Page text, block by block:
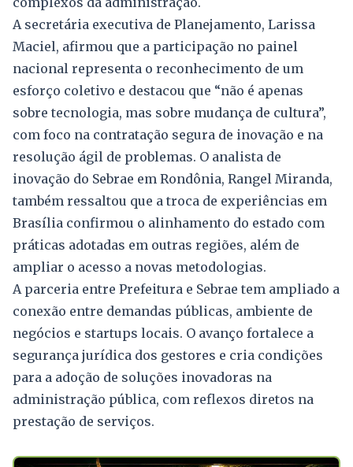
A secretária executiva de Planejamento, Larissa
Maciel, afirmou que a participação no painel
nacional representa o reconhecimento de um
esforço coletivo e destacou que “não é apenas
sobre tecnologia, mas sobre mudança de cultura”,
com foco na contratação segura de inovação e na
resolução ágil de problemas. O analista de
inovação do Sebrae em Rondônia, Rangel Miranda,
também ressaltou que a troca de experiências em
Brasília confirmou o alinhamento do estado com
práticas adotadas em outras regiões, além de
ampliar o acesso a novas metodologias.
A parceria entre Prefeitura e Sebrae tem ampliado a
conexão entre demandas públicas, ambiente de
negócios e startups locais. O avanço fortalece a
segurança jurídica dos gestores e cria condições
para a adoção de soluções inovadoras na
administração pública, com reflexos diretos na
prestação de serviços.